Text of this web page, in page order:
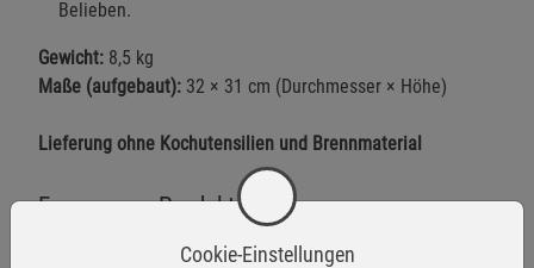
Belieben.
Gewicht: 8,5 kg
Maße (aufgebaut): 32 × 31 cm (Durchmesser × Höhe)
Lieferung ohne Kochutensilien und Brennmaterial
Fragen zum Produkt
Cookie-Einstellungen